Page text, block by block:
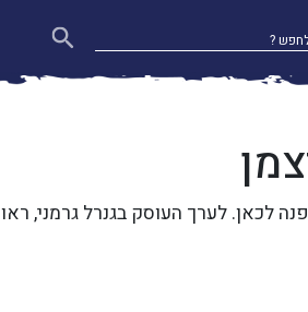
לכאן. לערך העוסק בגנרל גרמני, ראו